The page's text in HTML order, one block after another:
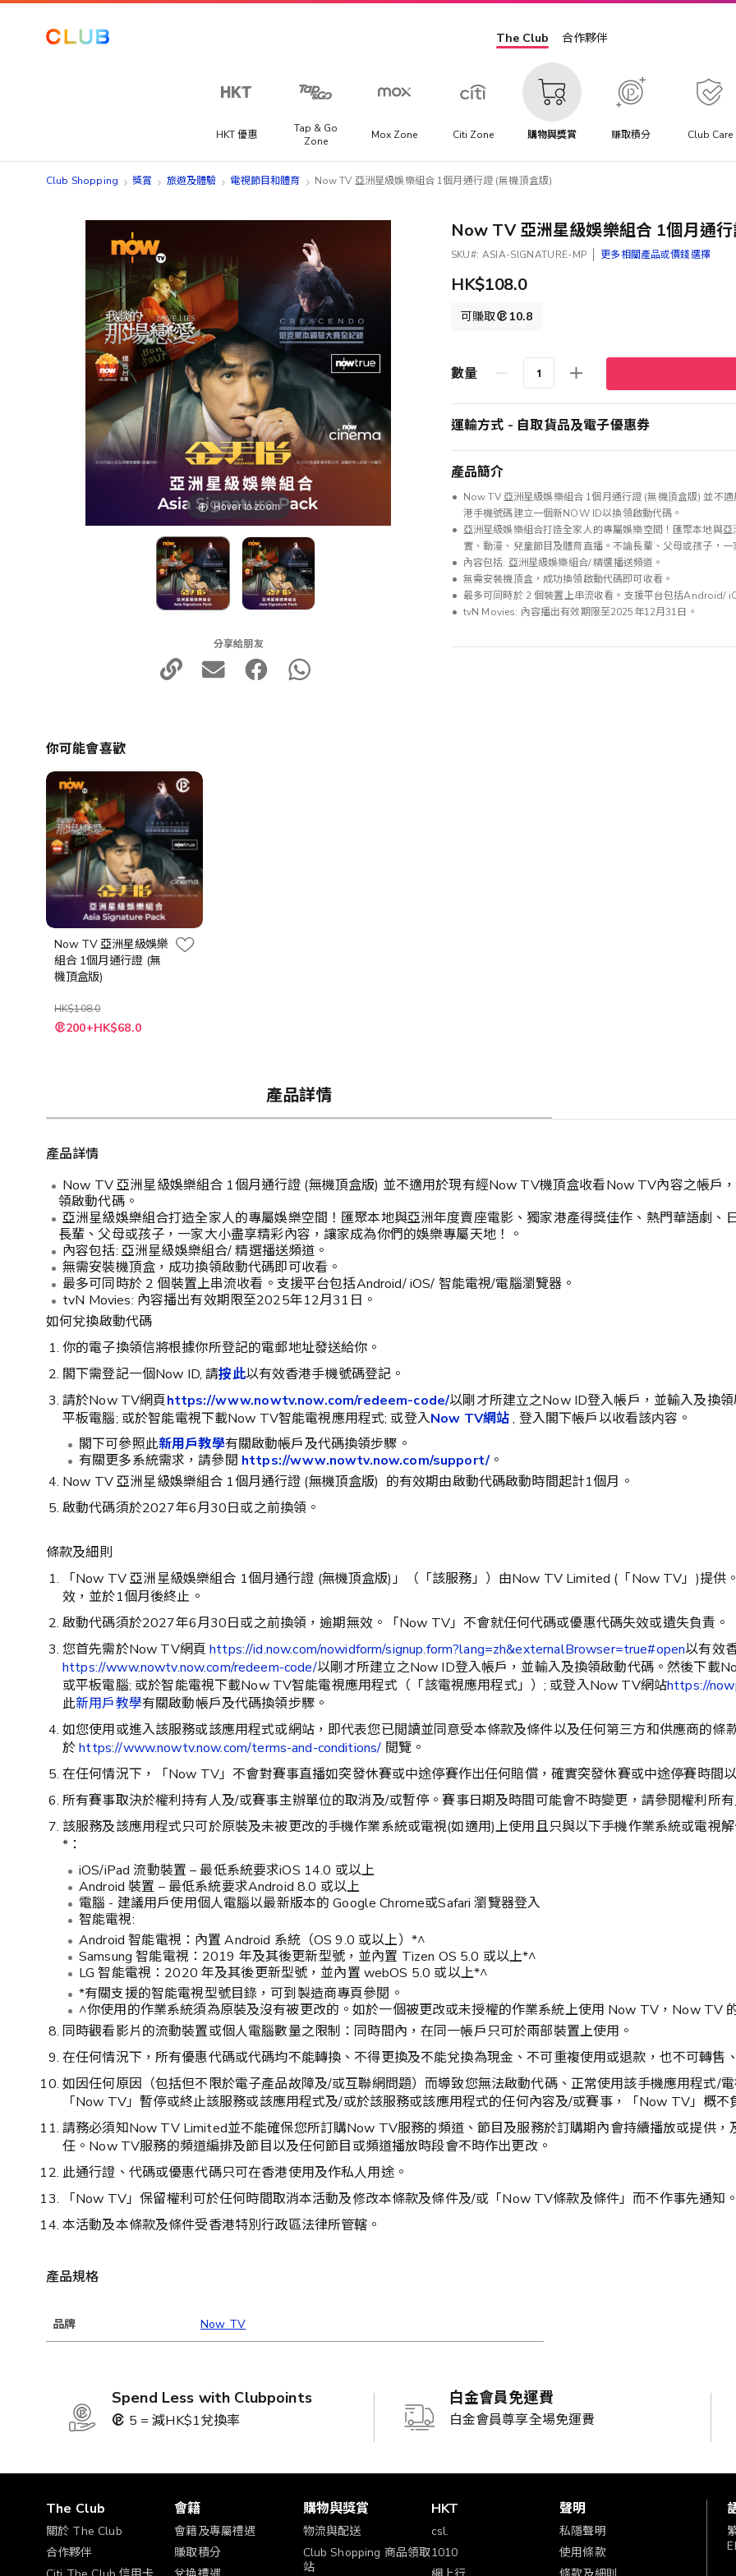
The Club 合作夥伴
HKT 優惠
Tap & Go
Zone
Mox Zone Citi Zone 購物與獎賞 賺取積分 Club Care
Club Shopping 獎賞 旅遊及體驗 電視節目和體育 Now TV 亞洲星級娛樂組合 1個月通行證 (無機頂盒版)
Hover to zoom
分享給朋友
Now TV 亞洲星級娛樂組合 1個月通
SKU ASIA-SIGNATURE-MP 更多相關產品或價錢選擇
HK$108.0
可賺取 10.8
數量
運輸方式 - 自取貨品及電子優惠券
產品簡介
Now TV 亞洲星級娛樂組合 1個月通行證 (無機頂盒版) 並不
港手機號碼建立一個新NOW ID以換領啟動代碼。
亞洲星級娛樂組合打造全家人的專屬娛樂空間！匯聚本地與
實、動漫、兒童節目及體育直播。不論長輩、父母或孩子，
內容包括: 亞洲星級娛樂組合/ 精選播送頻道。
無需安裝機頂盒，成功換領啟動代碼即可收看。
最多可同時於 2 個裝置上串流收看。支援平台包括Android/
tvN Movies: 內容播出有效期限至2025年12月31日。
你可能會喜歡
Now TV 亞洲星級娛樂
組合 1個月通行證 (無
機頂盒版)
HK$108.0
特 200+HK$68.0
產品詳情
產品詳情
Now TV 亞洲星級娛樂組合 1個月通行證 (無機頂盒版) 並不適用於現有經Now TV機頂盒收看Now TV內容之帳戶
領啟動代碼。
亞洲星級娛樂組合打造全家人的專屬娛樂空間！匯聚本地與亞洲年度賣座電影、獨家港產得獎佳作、熱門華語劇
長輩、父母或孩子，一家大小盡享精彩內容，讓家成為你們的娛樂專屬天地！。
內容包括: 亞洲星級娛樂組合/ 精選播送頻道。
無需安裝機頂盒，成功換領啟動代碼即可收看。
最多可同時於 2 個裝置上串流收看。支援平台包括Android/ iOS/ 智能電視/電腦瀏覽器。
tvN Movies: 內容播出有效期限至2025年12月31日。
如何兌換啟動代碼
你的電子換領信將根據你所登記的電郵地址發送給你。
閣下需登記一個Now ID, 請按此以有效香港手機號碼登記。
請於Now TV網頁https://www.nowtv.now.com/redeem-code/以剛才所建立之Now ID登入帳戶，並輸入及換
平板電腦; 或於智能電視下載Now TV智能電視應用程式; 或登入Now TV網站, 登入閣下帳戶以收看該内容。
閣下可參照此新用戶教學有關啟動帳戶及代碼換領步驟。
有關更多系統需求，請參閱 https://www.nowtv.now.com/support/。
Now TV 亞洲星級娛樂組合 1個月通行證 (無機頂盒版) 的有效期由啟動代碼啟動時間起計1個月。
啟動代碼須於2027年6月30日或之前換領。
條款及細則
「Now TV 亞洲星級娛樂組合 1個月通行證 (無機頂盒版)」（「該服務」）由Now TV Limited (「Now TV」)提供
效，並於1個月後終止。
啟動代碼須於2027年6月30日或之前換領，逾期無效。「Now TV」不會就任何代碼或優惠代碼失效或遺失負責。
您首先需於Now TV網頁https://id.now.com/nowidform/signup.form?lang=zh&externalBrowser=true#open以有效
https://www.nowtv.now.com/redeem-code/以剛才所建立之Now ID登入帳戶，並輸入及換領啟動代碼。然後下載
或平板電腦; 或於智能電視下載Now TV智能電視應用程式（「該電視應用程式」）; 或登入Now TV網站https://
此新用戶教學有關啟動帳戶及代碼換領步驟。
如您使用或進入該服務或該應用程式或網站，即代表您已閲讀並同意受本條款及條件以及任何第三方和供應商的
於https://www.nowtv.now.com/terms-and-conditions/ 閲覽。
在任何情況下，「Now TV」不會對賽事直播如突發休賽或中途停賽作出任何賠償，確實突發休賽或中途停賽時間
所有賽事取決於權利持有人及/或賽事主辦單位的取消及/或暫停。賽事日期及時間可能會不時變更，請參閱權利所
該服務及該應用程式只可於原裝及未被更改的手機作業系統或電視(如適用)上使用且只與以下手機作業系統或電視
*：
iOS/iPad 流動裝置 – 最低系統要求iOS 14.0 或以上
Android 裝置 – 最低系統要求Android 8.0 或以上
電腦 - 建議用戶使用個人電腦以最新版本的 Google Chrome或Safari 瀏覽器登入
智能電視:
Android 智能電視：內置 Android 系統（OS 9.0 或以上）*^
Samsung 智能電視：2019 年及其後更新型號，並內置 Tizen OS 5.0 或以上*^
LG 智能電視：2020 年及其後更新型號，並內置 webOS 5.0 或以上*^
*有關支援的智能電視型號目錄，可到製造商專頁參閱。
^你使用的作業系統須為原裝及沒有被更改的。如於一個被更改或未授權的作業系統上使用 Now TV，Now TV
同時觀看影片的流動裝置或個人電腦數量之限制：同時間內，在同一帳戶只可於兩部裝置上使用。
在任何情況下，所有優惠代碼或代碼均不能轉換、不得更換及不能兌換為現金、不可重複使用或退款，也不可轉
如因任何原因（包括但不限於電子產品故障及/或互聯網問題）而導致您無法啟動代碼、正常使用該手機應用程式/
「Now TV」暫停或終止該服務或該應用程式及/或於該服務或該應用程式的任何內容及/或賽事，「Now TV」概不
請務必須知Now TV Limited並不能確保您所訂購Now TV服務的頻道、節目及服務於訂購期內會持續播放或提供
任。Now TV服務的頻道編排及節目以及任何節目或頻道播放時段會不時作出更改。
此通行證、代碼或優惠代碼只可在香港使用及作私人用途。
「Now TV」保留權利可於任何時間取消本活動及修改本條款及條件及/或「Now TV條款及條件」而不作事先通知
本活動及本條款及條件受香港特別行政區法律所管轄。
產品規格
品牌 Now TV
Spend Less with Clubpoints
5 = 減HK$1兌換率
白金會員免運費
白金會員尊享全場免運費
The Club
關於 The Club
合作夥伴
會籍
會籍及專屬禮遇
賺取積分
購物與獎賞
物流與配送
Club Shopping 商品領取
站
HKT
csl.
1010
聲明
私隱聲明
使用條款